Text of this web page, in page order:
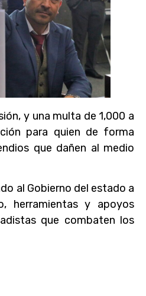
y una multa de 1,000 a
para quien de forma
que dañen al medio
al Gobierno del estado a
herramientas y apoyos
que combaten los